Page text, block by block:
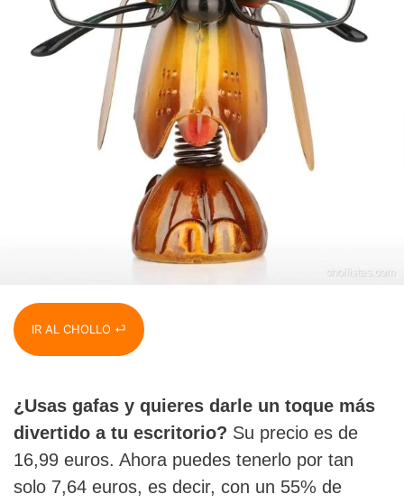
IR AL CHOLLO ⏎
¿Usas gafas y quieres darle un toque más
divertido a tu escritorio? Su precio es de
16,99 euros. Ahora puedes tenerlo por tan
solo 7,64 euros, es decir, con un 55% de